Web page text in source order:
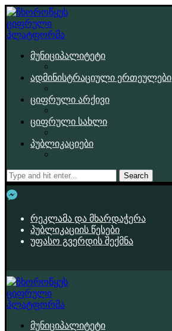
მუნიციპალიტეტი
ადმინისტრაციული ერთეულები
ციფრული არქივი
ციფრული სახლი
პუბლიკაციები
Search
რეკლამა და მხარდაჭერა
პუბლიკაციის წესები
უფასო გვერდის შექმნა
მუნიციპალიტეტი